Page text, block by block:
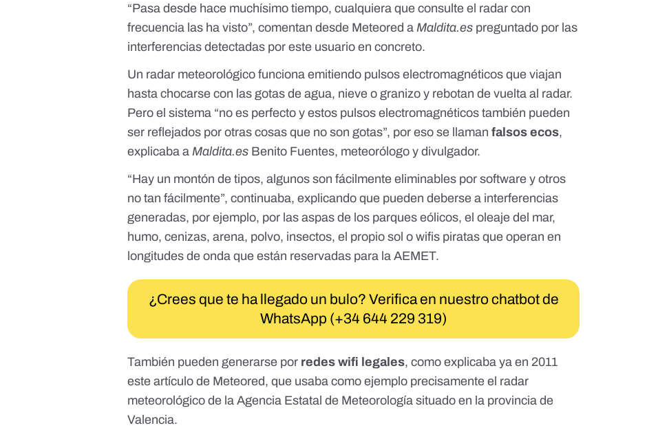
“Pasa desde hace muchísimo tiempo, cualquiera que consulte el radar con
frecuencia las ha visto”, comentan desde Meteored aMaldita.es preguntado por las
interferencias detectadas por este usuario en concreto.
Un radar meteorológico funciona emitiendo pulsos electromagnéticos que viajan
hasta chocarse con las gotas de agua, nieve o granizo y rebotan de vuelta al radar.
Pero el sistema “no es perfecto y estos pulsos electromagnéticos también pueden
ser reflejados por otras cosas que no son gotas”, por eso se llamanfalsos ecos,
explicaba aMaldita.es Benito Fuentes, meteorólogo y divulgador.
“Hay un montón de tipos, algunos son fácilmente eliminables por software y otros
no tan fácilmente”, continuaba, explicando que pueden deberse a interferencias
generadas, por ejemplo, por las aspas de los parques eólicos, el oleaje del mar,
humo, cenizas, arena, polvo, insectos, el propio sol owifis piratas que operan en
longitudes de onda que están reservadas para la AEMET.
¿Crees que te ha llegado un bulo? Verifica en nuestro chatbot de
WhatsApp (+34 644 229 319)
También pueden generarse por redes wifi legales, como explicaba ya en 2011
esteartículo de Meteored, que usaba como ejemplo precisamente el radar
meteorológico de la Agencia Estatal de Meteorología situado en la provincia de
Valencia.